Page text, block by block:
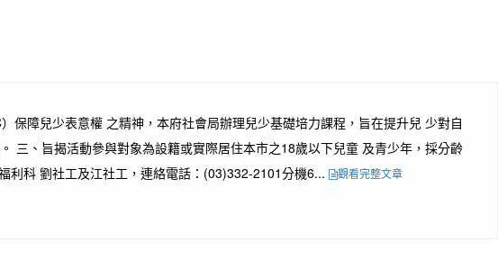
障兒少表意權 之精神，本府社會局辦理兒少基礎培力課程，旨在提升兒 少對自
三、旨揭活動參與對象為設籍或實際居住本市之18歲以下兒童 及青少年，採分齡
利科 劉社工及江社工，連絡電話：(03)332-2101分機6...
觀看完整文章